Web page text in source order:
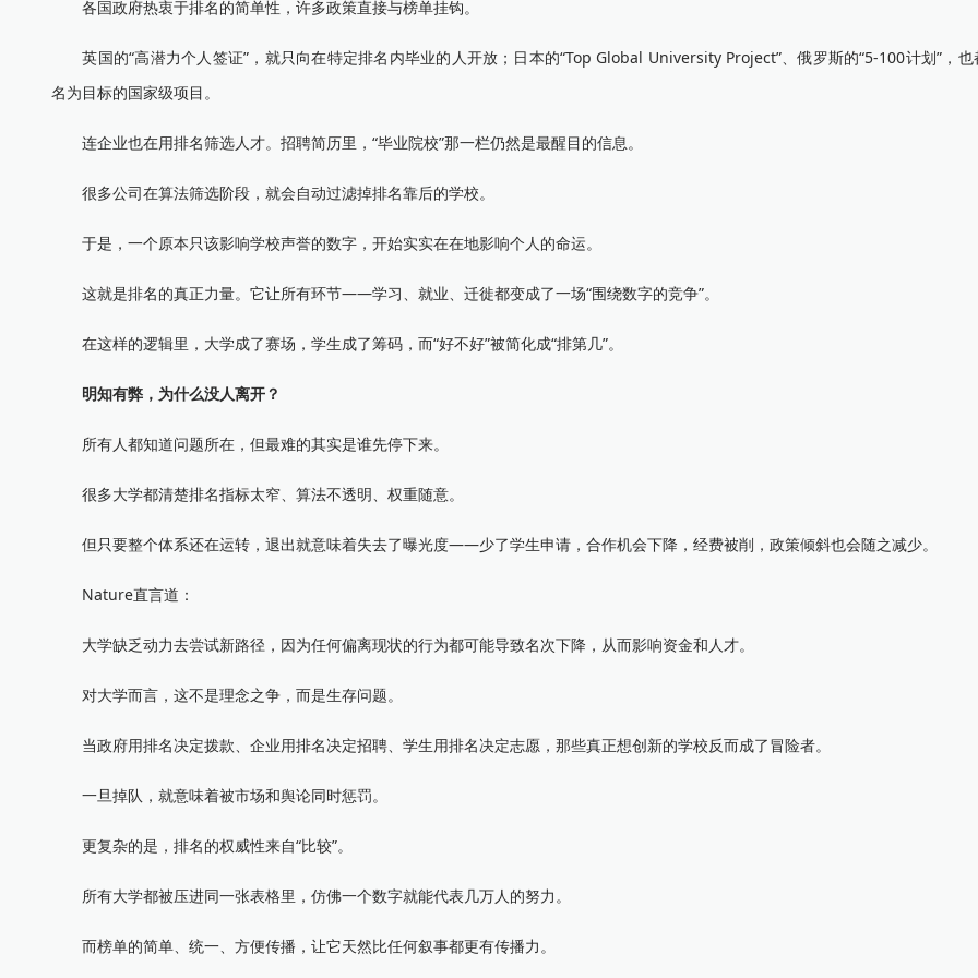
各国政府热衷于排名的简单性，许多政策直接与榜单挂钩。
英国的“高潜力个人签证”，就只向在特定排名内毕业的人开放；日本的“Top Global University Project”、俄罗斯的“5-100计划”，也
名为目标的国家级项目。
连企业也在用排名筛选人才。招聘简历里，“毕业院校”那一栏仍然是最醒目的信息。
很多公司在算法筛选阶段，就会自动过滤掉排名靠后的学校。
于是，一个原本只该影响学校声誉的数字，开始实实在在地影响个人的命运。
这就是排名的真正力量。它让所有环节——学习、就业、迁徙都变成了一场“围绕数字的竞争”。
在这样的逻辑里，大学成了赛场，学生成了筹码，而“好不好”被简化成“排第几”。
明知有弊，为什么没人离开？
所有人都知道问题所在，但最难的其实是谁先停下来。
很多大学都清楚排名指标太窄、算法不透明、权重随意。
但只要整个体系还在运转，退出就意味着失去了曝光度——少了学生申请，合作机会下降，经费被削，政策倾斜也会随之减少。
Nature直言道：
大学缺乏动力去尝试新路径，因为任何偏离现状的行为都可能导致名次下降，从而影响资金和人才。
对大学而言，这不是理念之争，而是生存问题。
当政府用排名决定拨款、企业用排名决定招聘、学生用排名决定志愿，那些真正想创新的学校反而成了冒险者。
一旦掉队，就意味着被市场和舆论同时惩罚。
更复杂的是，排名的权威性来自“比较”。
所有大学都被压进同一张表格里，仿佛一个数字就能代表几万人的努力。
而榜单的简单、统一、方便传播，让它天然比任何叙事都更有传播力。